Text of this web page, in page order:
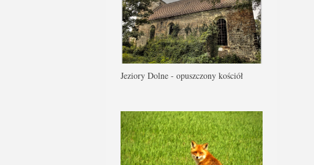
Jeziory Dolne - opuszczony kościół